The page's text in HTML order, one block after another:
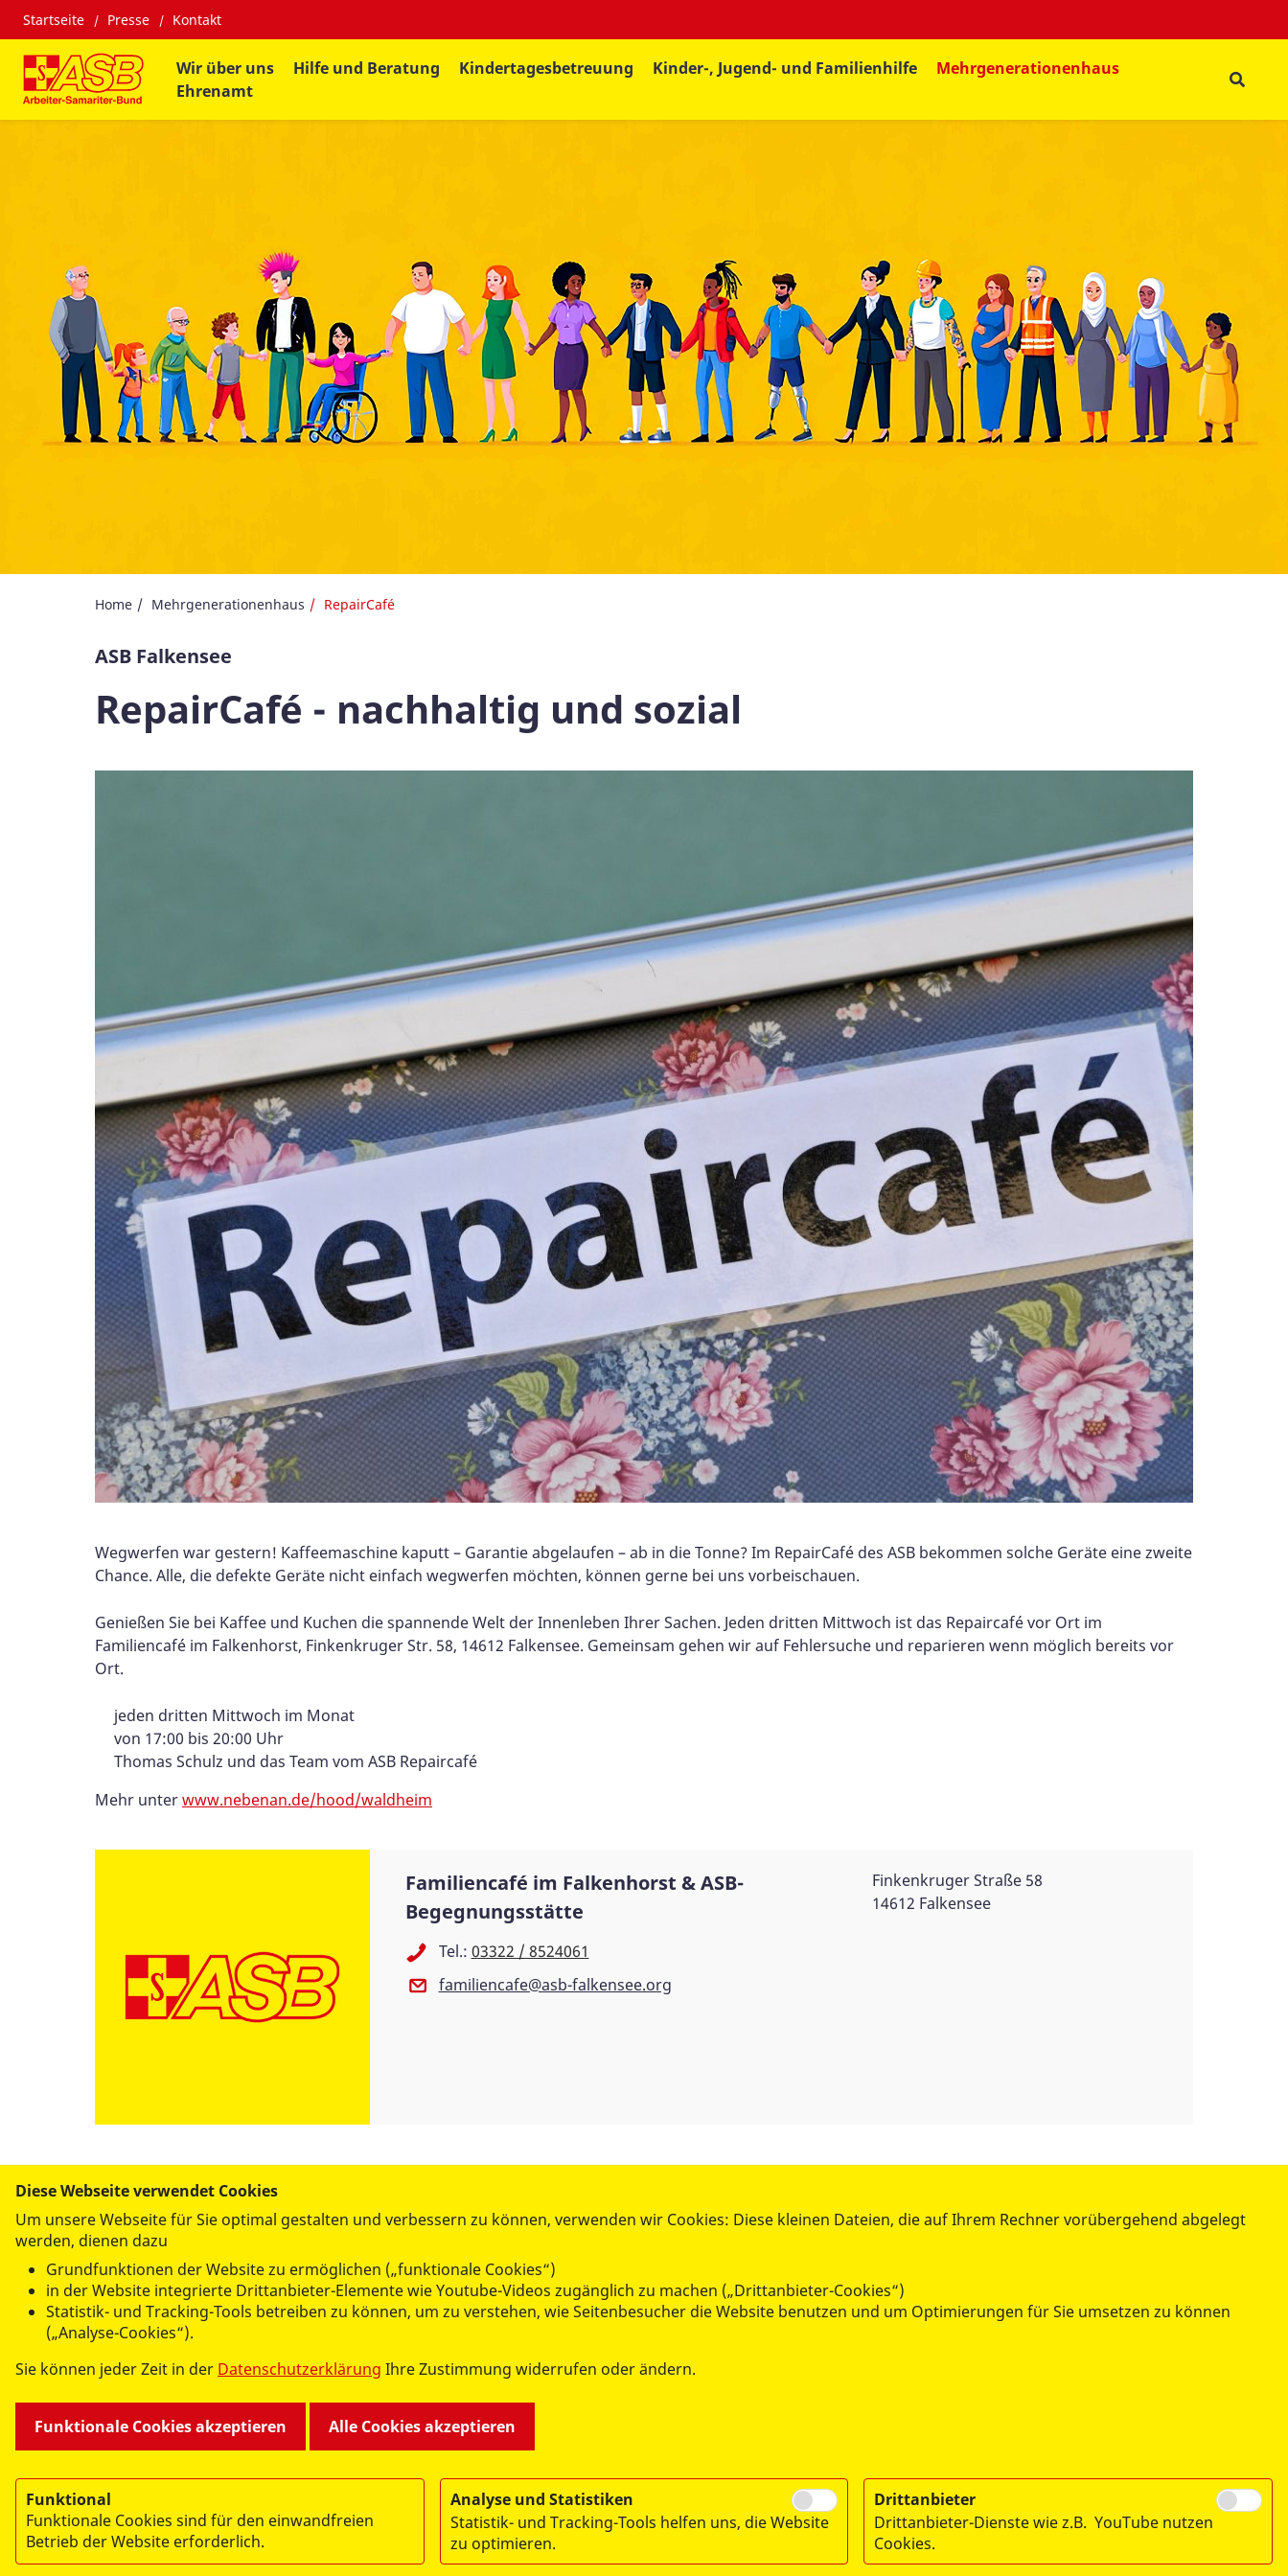
Startseite Presse Kontakt
Wir über uns Hilfe und Beratung Kindertagesbetreuung Kinder-, Jugend- und Familienhilfe
Mehrgenerationenhaus
Ehrenamt
Home Mehrgenerationenhaus RepairCafé
ASB Falkensee
RepairCafé - nachhaltig und sozial
Wegwerfen war gestern! Kaffeemaschine kaputt – Garantie abgelaufen – ab in die Tonne? Im RepairCafé des ASB bekommen solche Geräte eine zweite
Chance. Alle, die defekte Geräte nicht einfach wegwerfen möchten, können gerne bei uns vorbeischauen.
Genießen Sie bei Kaffee und Kuchen die spannende Welt der Innenleben Ihrer Sachen. Jeden dritten Mittwoch ist das Repaircafé vor Ort im
Familiencafé im Falkenhorst, Finkenkruger Str. 58, 14612 Falkensee. Gemeinsam gehen wir auf Fehlersuche und reparieren wenn möglich bereits vor
Ort.
jeden dritten Mittwoch im Monat
von 17:00 bis 20:00 Uhr
Thomas Schulz und das Team vom ASB Repaircafé
Mehr unterwww.nebenan.de/hood/waldheim
Familiencafé im Falkenhorst & ASB-
Begegnungsstätte
Tel.: 03322 / 8524061
familiencafe@asb-falkensee.org
Finkenkruger Straße 58
14612 Falkensee
UNSERE ANGEBOTE
Kindertagesstätten und Krippen
Hilfen zur Erziehung
Mehrgenerationenhaus
Fahrservice
Kurse
Mitglied werden
Spenden
RepairCafé
Stellenangebote
Ehrenamt
Diese Webseite verwendet Cookies
Um unsere Webseite für Sie optimal gestalten und verbessern zu können, verwenden wir Cookies: Diese kleinen Dateien, die auf Ihrem Rechner vorübergehend abgelegt
werden, dienen dazu
Grundfunktionen der Website zu ermöglichen („funktionale Cookies“)
in der Website integrierte Drittanbieter-Elemente wie Youtube-Videos zugänglich zu machen („Drittanbieter-Cookies“)
Statistik- und Tracking-Tools betreiben zu können, um zu verstehen, wie Seitenbesucher die Website benutzen und um Optimierungen für Sie umsetzen zu können
(„Analyse-Cookies“).
Sie können jeder Zeit in der Datenschutzerklärung Ihre Zustimmung widerrufen oder ändern.
Funktionale Cookies akzeptieren Alle Cookies akzeptieren
Funktional
Funktionale Cookies sind für den einwandfreien
Betrieb der Website erforderlich.
Analyse und Statistiken
Statistik- und Tracking-Tools helfen uns, die Website
zu optimieren.
Drittanbieter
Drittanbieter-Dienste wie z.B. YouTube nutzen
Cookies.